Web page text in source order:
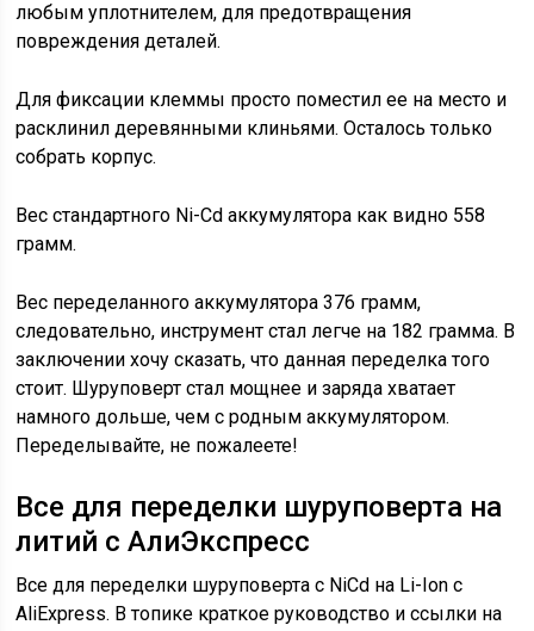
любым уплотнителем, для предотвращения
повреждения деталей.
Для фиксации клеммы просто поместил ее на место и
расклинил деревянными клиньями. Осталось только
собрать корпус.
Вес стандартного Ni-Cd аккумулятора как видно 558
грамм.
Вес переделанного аккумулятора 376 грамм,
следовательно, инструмент стал легче на 182 грамма. В
заключении хочу сказать, что данная переделка того
стоит. Шуруповерт стал мощнее и заряда хватает
намного дольше, чем с родным аккумулятором.
Переделывайте, не пожалеете!
Все для переделки шуруповерта на
литий с АлиЭкспресс
Все для переделки шуруповерта с NiCd на Li-Ion с
AliExpress. В топике краткое руководство и ссылки на